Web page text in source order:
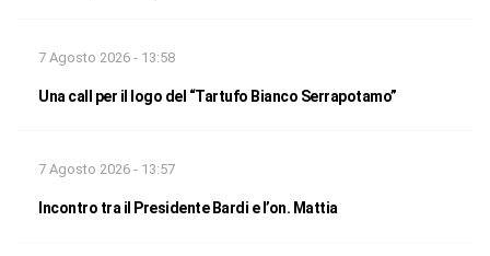
7 Agosto 2026 - 13:58
Una call per il logo del “Tartufo Bianco Serrapotamo”
7 Agosto 2026 - 13:57
Incontro tra il Presidente Bardi e l’on. Mattia